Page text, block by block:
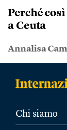
Perché
a Ceuta
Annalisa
Chi siamo